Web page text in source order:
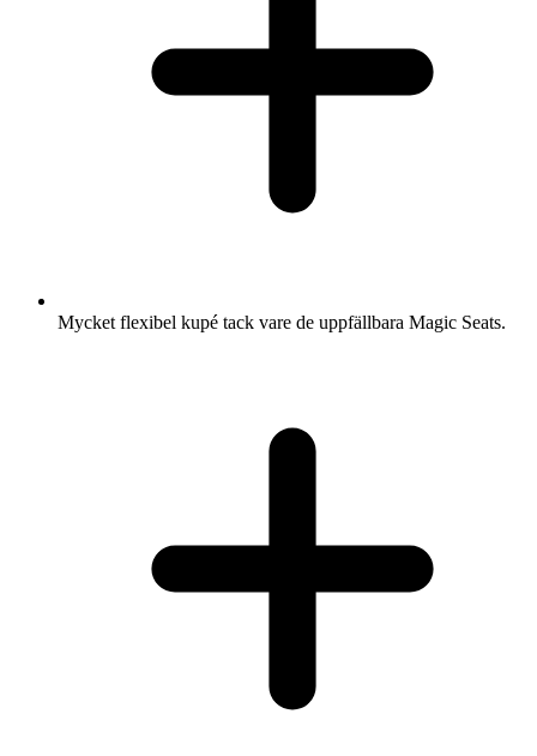
Mycket flexibel kupé tack vare de uppfällbara Magic Seats.